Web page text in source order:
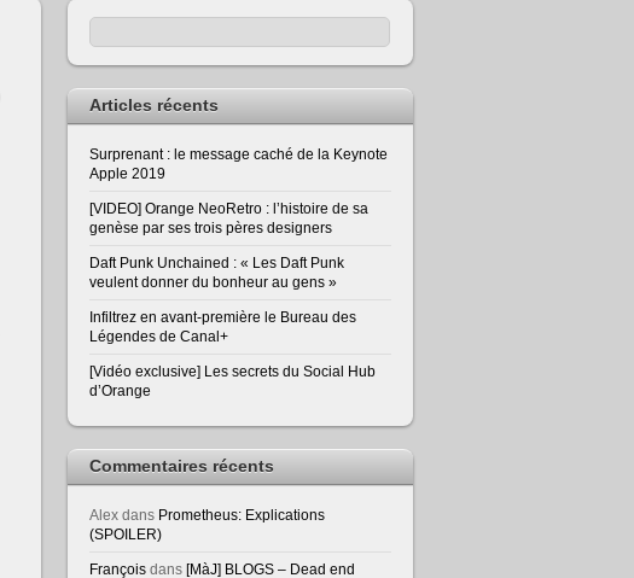
Articles récents
Surprenant : le message caché de la Keynote
Apple 2019
[VIDEO] Orange NeoRetro : l’histoire de sa
genèse par ses trois pères designers
Daft Punk Unchained : « Les Daft Punk
veulent donner du bonheur au gens »
Infiltrez en avant-première le Bureau des
Légendes de Canal+
[Vidéo exclusive] Les secrets du Social Hub
d’Orange
Commentaires récents
Alex dans Prometheus: Explications
(SPOILER)
François dans [MàJ] BLOGS – Dead end